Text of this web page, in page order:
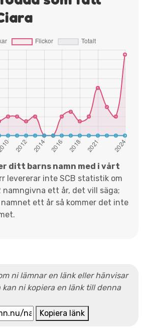
ditt barns namn med i vårt
levererar inte SCB statistik om
ett år, det vill säga;
namnet ett år så kommer det inte
ni lämnar en länk eller hänvisar
kan ni kopiera en länk till denna
Kopiera länk